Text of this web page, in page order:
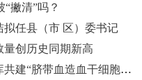
撇清”吗？
拟任县（市 区）委书记
量创历史同期新高
山东大学齐鲁医院与山东省脐血库共建“脐带血造血干细胞移植定点医院”